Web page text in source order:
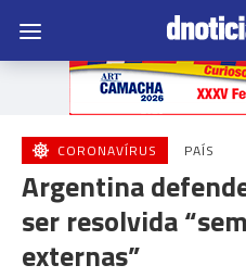
CORONAVÍRUS PAÍS
Argentina
ser resolvida
externas”